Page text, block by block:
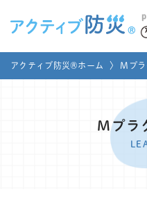
アクティブ防災とは?
家庭でやってみよう
アクティブ防災®ホーム 〉 Mプラ
Mプラ